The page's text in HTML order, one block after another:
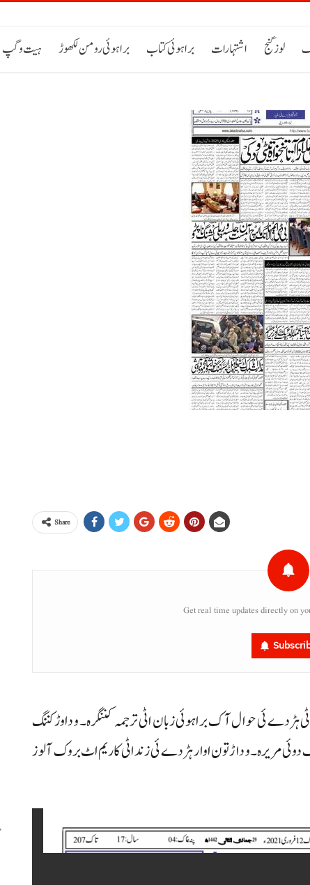
ہیت و گپ براہوئی رومن لکھوڑ براہوئی کتاب اشتہارات لوز گنج
Share
Get real time updates directly on
ہڑدے ئی حوال آک براہوئی زبان اٹی ترجمہ کننگرہ۔ و دا وڑ کننگ
مریرہ۔ و داڑتون اوار ہڑدے ئی زند اٹی کاریم اٹ بروک آ لوز